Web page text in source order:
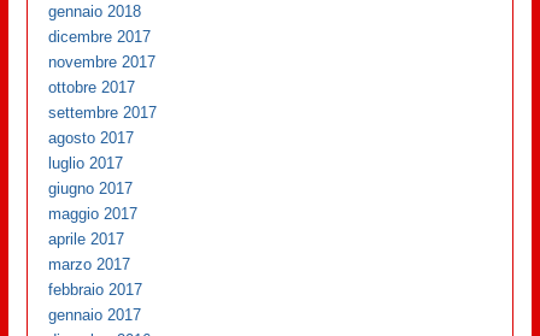
gennaio 2018
dicembre 2017
novembre 2017
ottobre 2017
settembre 2017
agosto 2017
luglio 2017
giugno 2017
maggio 2017
aprile 2017
marzo 2017
febbraio 2017
gennaio 2017